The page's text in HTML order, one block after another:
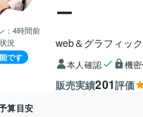
： 4時間前
況
です
ー
web＆グラフィッ
本人確認 機
販売実績201評価
算目安